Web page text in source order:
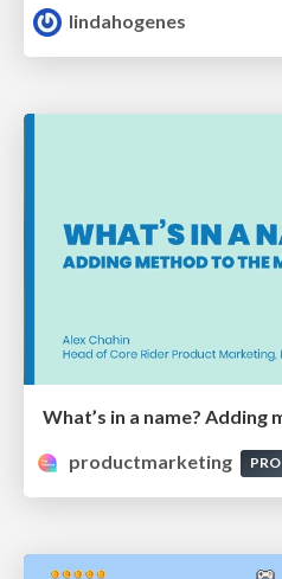
lindahogenes
What’s in a name?
productmarketing
PRO